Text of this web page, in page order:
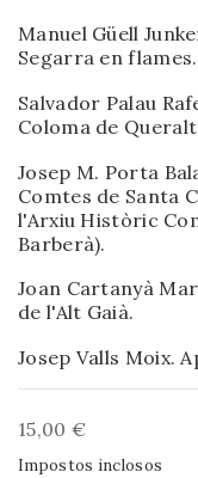
Manuel Güell
Segarra en
Salvador Palau
Coloma de
Josep M. Porta
Comtes de Santa
l'Arxiu Històric
Barberà).
Joan Cartanyà
de l'Alt Gaià.
Josep Valls Moix.
15,00 €
Impostos inclosos